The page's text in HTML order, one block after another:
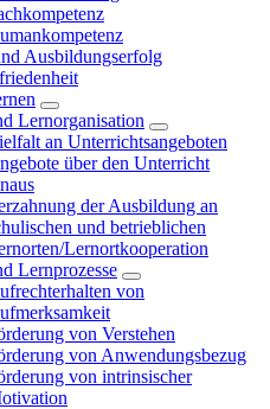
Ausbildungserfolg
Lernorganisation
an Unterrichtsangeboten
über den Unterricht
der Ausbildung an
und betrieblichen
Lernortkooperation
Lernprozesse
von
von Verstehen
von Anwendungsbezug
von intrinsischer